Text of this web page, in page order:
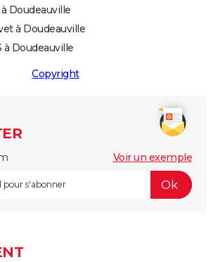
Doudeauville
à Doudeauville
à Doudeauville
Copyright
Voir un exemple